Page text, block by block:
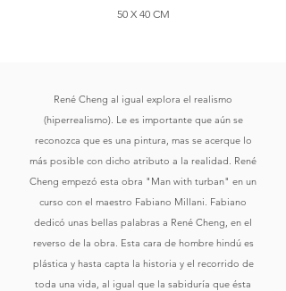
50 X 40 CM
René Cheng al igual explora el realismo
(hiperrealismo). Le es importante que aún se
reconozca que es una pintura, mas se acerque lo
más posible con dicho atributo a la realidad. René
Cheng empezó esta obra "Man with turban" en un
curso con el maestro Fabiano Millani. Fabiano
dedicó unas bellas palabras a René Cheng, en el
reverso de la obra. Esta cara de hombre hindú es
plástica y hasta capta la historia y el recorrido de
toda una vida, al igual que la sabiduría que ésta